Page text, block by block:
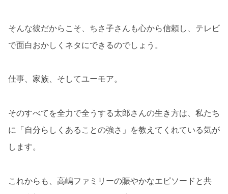
そんな彼だからこそ、ちさ子さんも心から信頼し、テレビ
で面白おかしくネタにできるのでしょう。
仕事、家族、そしてユーモア。
そのすべてを全力で全うする太郎さんの生き方は、私たち
に「自分らしくあることの強さ」を教えてくれている気が
します。
これからも、高嶋ファミリーの賑やかなエピソードと共